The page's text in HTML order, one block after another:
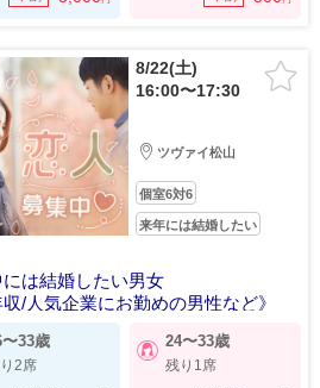
8/22(土)
16:00〜17:30
ツヴァイ松山
個室6対6
来年には結婚したい
は結婚したい男女
収/人気企業にお勤めの男性など》
33歳
2席
24〜33歳
残り1席